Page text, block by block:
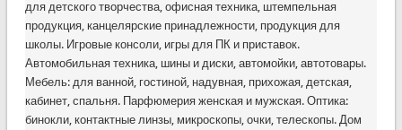
для детского творчества, офисная техника, штемпельная
продукция, канцелярские принадлежности, продукция для
школы. Игровые консоли, игры для ПК и приставок.
Автомобильная техника, шины и диски, автомойки, автотовары.
Мебель: для ванной, гостиной, надувная, прихожая, детская,
кабинет, спальня. Парфюмерия женская и мужская. Оптика:
бинокли, контактные линзы, микроскопы, очки, телескопы. Дом